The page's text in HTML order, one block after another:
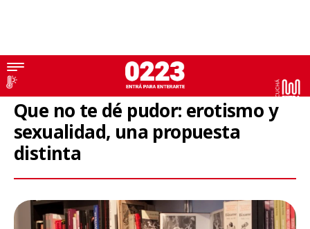
Feria del Libro
Que no te dé pudor: erotismo y
sexualidad, una propuesta
distinta